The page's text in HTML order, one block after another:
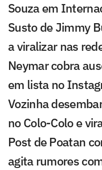
Souza em
Susto de Jimmy
a viralizar nas
Neymar cobra
em lista no
Vozinha
no Colo-Colo e
Post de Poatan
agita rumores